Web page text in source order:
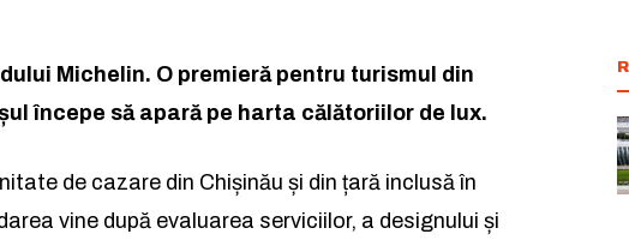
la lumea afacerilor și a ideilor
Abonează-te la newsletterul The List și citește știrile altfel.
la lumea afacerilor și a ideilor
Abonează-te la newsletterul The List și citește știrile altfel.
Michelin. O premieră pentru turismul din
începe să apară pe harta călătoriilor de lux.
de cazare din Chișinău și din țară inclusă în
vine după evaluarea serviciilor, a designului și